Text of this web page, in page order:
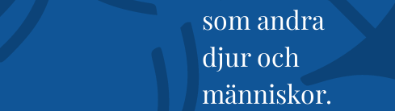
som andra
djur och
människor.